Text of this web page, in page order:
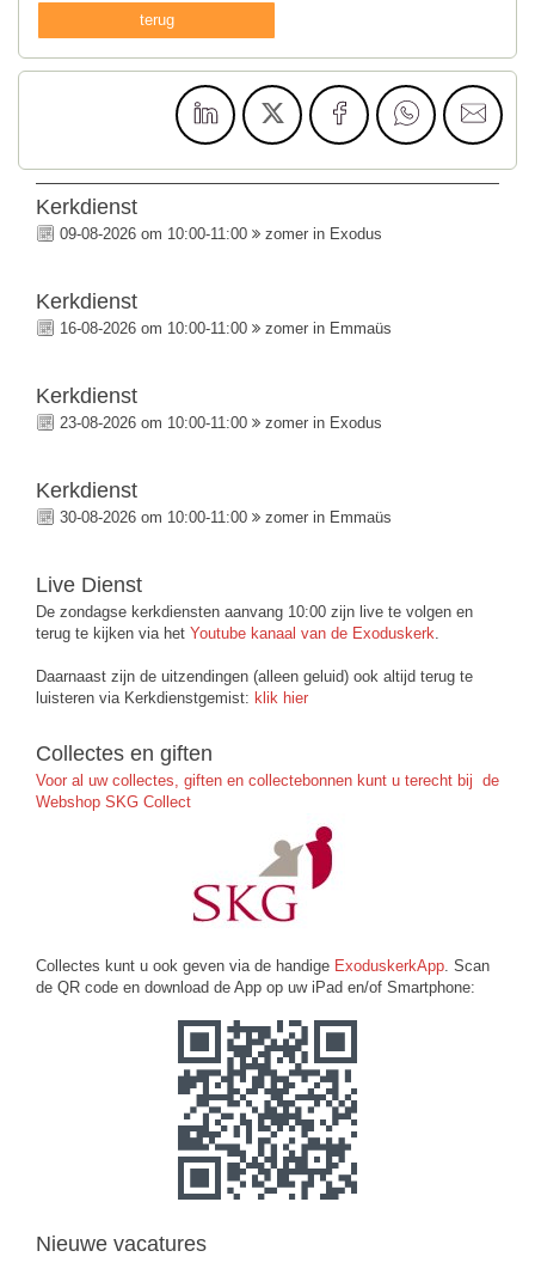
terug
Kerkdienst
09-08-2026 om 10:00-11:00 zomer in Exodus
Kerkdienst
16-08-2026 om 10:00-11:00 zomer in Emmaüs
Kerkdienst
23-08-2026 om 10:00-11:00 zomer in Exodus
Kerkdienst
30-08-2026 om 10:00-11:00 zomer in Emmaüs
Live Dienst
De zondagse kerkdiensten aanvang 10:00 zijn live te volgen en
terug te kijken via het Youtube kanaal van de Exoduskerk
Daarnaast zijn de uitzendingen (alleen geluid) ook altijd terug te
luisteren via Kerkdienstgemist: klik hier
Collectes en giften
Voor al uw collectes, giften en collectebonnen kunt u terecht bij de
Webshop SKG Collect
Collectes kunt u ook geven via de handige ExoduskerkApp . Scan
de QR code en download de App op uw iPad en/of Smartphone:
Nieuwe vacatures